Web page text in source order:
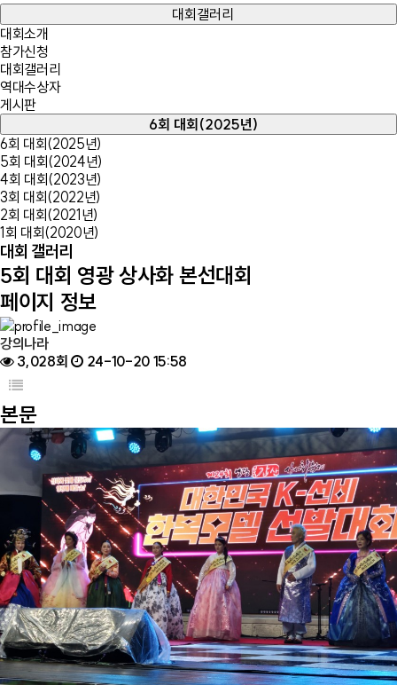
대회갤러리
대회소개
참가신청
대회갤러리
역대수상자
게시판
6회 대회(2025년)
6회 대회(2025년)
5회 대회(2024년)
4회 대회(2023년)
3회 대회(2022년)
2회 대회(2021년)
1회 대회(2020년)
대회 갤러리
5회 대회 영광 상사화 본선대회
페이지 정보
강의나라
3,028회
24-10-20 15:58
본문